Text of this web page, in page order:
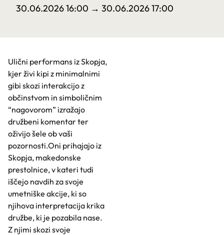
30.06.2026 16:00 → 30.06.2026 17:00
Ulični performans iz Skopja,
kjer živi kipi z minimalnimi
gibi skozi interakcijo z
občinstvom in simboličnim
“nagovorom” izražajo
družbeni komentar ter
oživijo šele ob vaši
pozornosti.Oni prihajajo iz
Skopja, makedonske
prestolnice, v kateri tudi
iščejo navdih za svoje
umetniške akcije, ki so
njihova interpretacija krika
družbe, ki je pozabila nase.
Z njimi skozi svoje